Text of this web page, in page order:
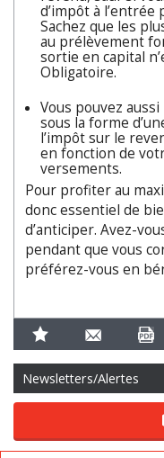
d’impôt à
Sachez que les
au prélèvement
sortie en capital
Obligatoire.
Vous pouvez
sous la forme
l’impôt sur le
en fonction de
versements.
Pour profiter au
donc essentiel de
d’anticiper. Avez-
pendant que vous
préférez-vous en
Newsletters/Alertes